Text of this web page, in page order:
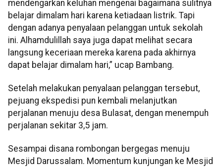
mendengarkan keluhan mengenai bagaimana sulitnya
belajar dimalam hari karena ketiadaan listrik. Tapi
dengan adanya penyalaan pelanggan untuk sekolah
ini. Alhamdulillah saya juga dapat melihat secara
langsung keceriaan mereka karena pada akhirnya
dapat belajar dimalam hari,” ucap Bambang.
Setelah melakukan penyalaan pelanggan tersebut,
pejuang ekspedisi pun kembali melanjutkan
perjalanan menuju desa Bulasat, dengan menempuh
perjalanan sekitar 3,5 jam.
Sesampai disana rombongan bergegas menuju
Mesjid Darussalam. Momentum kunjungan ke Mesjid